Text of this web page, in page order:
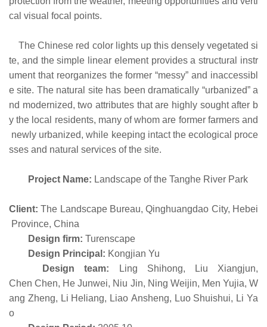
cal visual focal points.
The Chinese red color lights up this densely vegetated si
te, and the simple linear element provides a structural instr
ument that reorganizes the former “messy” and inaccessibl
e site. The natural site has been dramatically “urbanized” a
nd modernized, two attributes that are highly sought after b
y the local residents, many of whom are former farmers and
newly urbanized, while keeping intact the ecological proce
sses and natural services of the site.
Project Name: Landscape of the Tanghe River Park
Client:The Landscape Bureau, Qinghuangdao City, Hebei
Province, China
Design firm: Turenscape
Design Principal: Kongjian Yu
Design team:
Ling Shihong, Liu Xiangjun,
Chen Chen, He Junwei, Niu Jin, Ning Weijin, Men Yujia, W
ang Zheng, Li Heliang, Liao Ansheng, Luo Shuishui, Li Ya
o